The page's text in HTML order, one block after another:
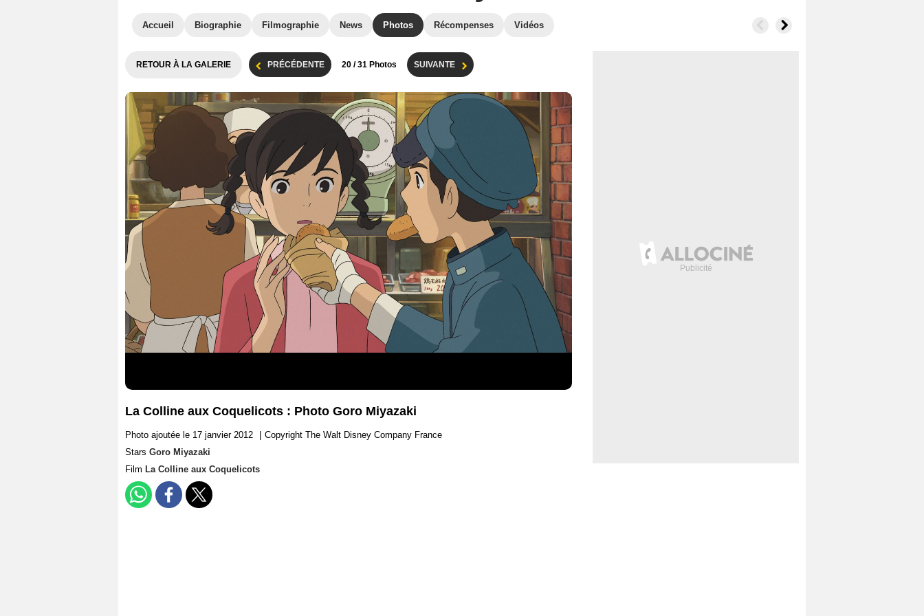
Accueil Biographie Filmographie News Photos Récompenses Vidéos
RETOUR À LA GALERIE PRÉCÉDENTE 20 / 31 Photos SUIVANTE
La Colline aux Coquelicots : Photo Goro Miyazaki
Photo ajoutée le 17 janvier 2012
Copyright The Walt Disney Company France
Stars Goro Miyazaki
Film La Colline aux Coquelicots